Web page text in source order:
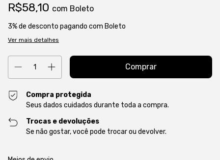
R$58,10 com Boleto
3% de desconto pagando com Boleto
Ver mais detalhes
Compra protegida
Seus dados cuidados durante toda a compra.
Trocas e devoluções
Se não gostar, você pode trocar ou devolver.
Entregas para o CEP: